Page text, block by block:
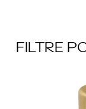
FILTRE